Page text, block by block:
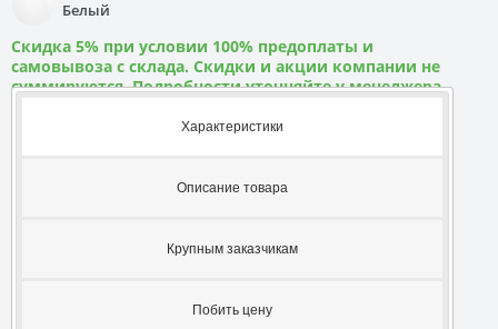
Белый
Скидка 5% при условии 100% предоплаты и
самовывоза с склада. Скидки и акции компании не
суммируются. Подробности уточняйте у менеджера
Характеристики
Описание товара
Крупным заказчикам
Побить цену